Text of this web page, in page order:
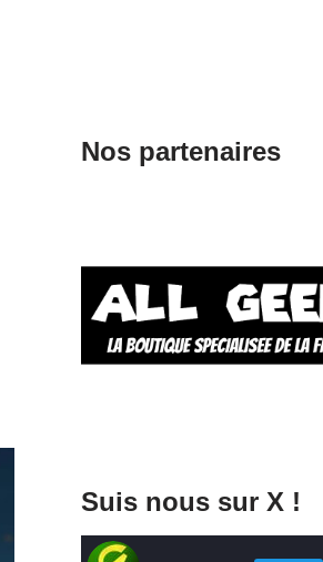
Nos partenaires
Suis nous sur X !